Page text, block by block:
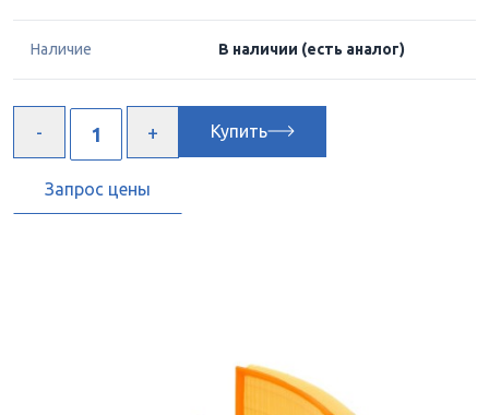
Наличие В наличии (есть аналог)
Купить
Запрос цены